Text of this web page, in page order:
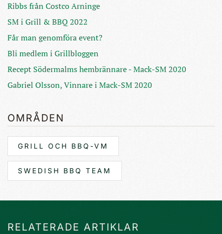
Ribbs från Costco Arninge
SM i Grill & BBQ 2022
Får man genomföra event?
Bli medlem i Grillbloggen
Recept Södermalms hembrännare - Mack-SM 2020
Gabriel Olsson, Vinnare i Mack-SM 2020
OMRÅDEN
GRILL OCH BBQ-VM
SWEDISH BBQ TEAM
RELATERADE ARTIKLAR